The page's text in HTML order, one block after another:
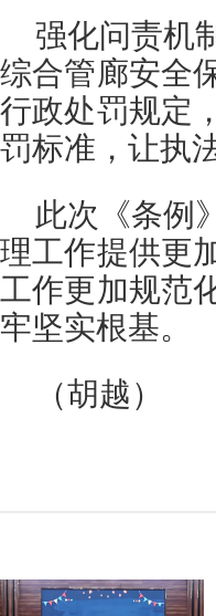
强化问责机
综合管廊安全
行政处罚规定
罚标准，让执
此次《条例
理工作提供更
工作更加规范
牢坚实根基。
（胡越）